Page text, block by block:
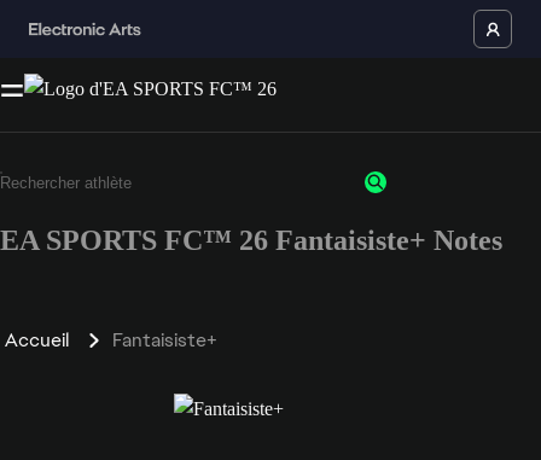
EA SPORTS FC™ 26 Fantaisiste+ Notes
Accueil Fantaisiste+